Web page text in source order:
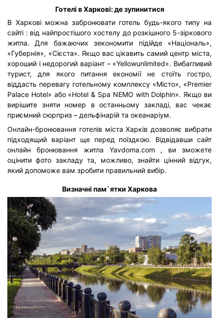
Готелі в Харкові: де зупинитися
В Харкові можна забронювати готель будь-якого типу на
сайті : від найпростішого хостелу до розкішного 5-зіркового
житла. Для бажаючих зекономити підійде «Національ»,
«Губернія», «Сієста». Якщо вас цікавить самий центр міста,
хороший і недорогий варіант – «Yellowunlimited». Вибагливий
турист, для якого питання економії не стоїть гостро,
віддасть перевагу готельному комплексу «Місто», «Premier
Palace Hotel» або «Hotel & Spa NEMO with Dolphin». Якщо ви
вирішите зняти номер в останньому закладі, вас чекає
приємний сюрприз – дельфінарій та океанаріум.
Онлайн-бронювання готелів міста Харків дозволяє вибрати
підходящий варіант ще перед поїздкою. Відвідавши сайт
онлайн бронювання житла Yavdoma.com , ви зможете
оцінити фото закладу та, можливо, знайти цінний відгук,
який допоможе вам зробити правильний вибір.
Визначні пам`ятки Харкова